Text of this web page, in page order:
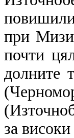
при
почти
долните
за